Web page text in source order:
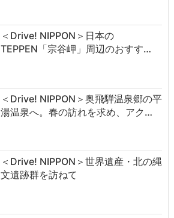
＜Drive! NIPPON＞日本の
TEPPEN「宗谷岬」周辺のおすす…
＜Drive! NIPPON＞奥飛騨温泉郷の平
湯温泉へ。春の訪れを求め、アク…
＜Drive! NIPPON＞世界遺産・北の縄
文遺跡群を訪ねて